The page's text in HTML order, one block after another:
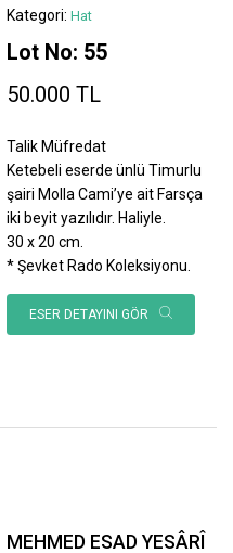
Kategori: Hat
Lot No: 55
50.000 TL
Talik Müfredat
Ketebeli eserde ünlü Timurlu
şairi Molla Cami’ye ait Farsça
iki beyit yazılıdır. Haliyle.
30 x 20 cm.
* Şevket Rado Koleksiyonu.
ESER DETAYINI GÖR
MEHMED ESAD YESÂRÎ